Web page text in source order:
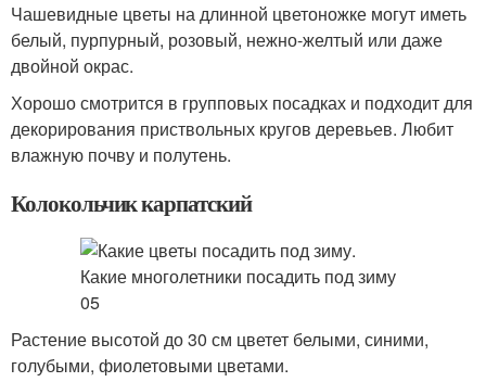
Чашевидные цветы на длинной цветоножке могут иметь
белый, пурпурный, розовый, нежно-желтый или даже
двойной окрас.
Хорошо смотрится в групповых посадках и подходит для
декорирования приствольных кругов деревьев. Любит
влажную почву и полутень.
Колокольчик карпатский
Растение высотой до 30 см цветет белыми, синими,
голубыми, фиолетовыми цветами.